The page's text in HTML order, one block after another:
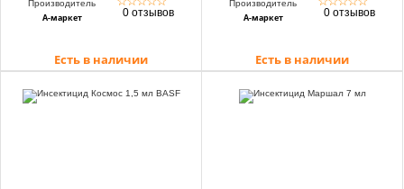
Производитель
А-маркет
0 отзывов
Есть в наличии
Производитель
А-маркет
0 отзывов
Есть в наличии